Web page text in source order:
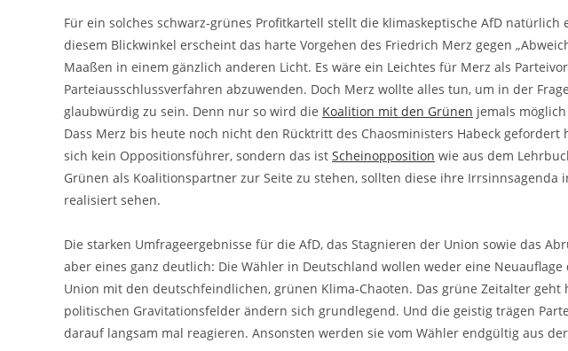
Für ein solches schwarz-grünes Profitkartell stellt die klimaskeptische AfD natürlich
diesem Blickwinkel erscheint das harte Vorgehen des Friedrich Merz gegen
Maaßen in einem gänzlich anderen Licht. Es wäre ein Leichtes für Merz als
Parteiausschlussverfahren abzuwenden. Doch Merz wollte alles tun, um in der
glaubwürdig zu sein. Denn nur so wird die Koalition mit den Grünen jemals
Dass Merz bis heute noch nicht den Rücktritt des Chaosministers Habeck
sich kein Oppositionsführer, sondern das ist Scheinopposition wie aus dem
Grünen als Koalitionspartner zur Seite zu stehen, sollten diese ihre
realisiert sehen.
Die starken Umfrageergebnisse für die AfD, das Stagnieren der Union sowie das
aber eines ganz deutlich: Die Wähler in Deutschland wollen weder eine Neuauflage
Union mit den deutschfeindlichen, grünen Klima-Chaoten. Das grüne Zeitalter
politischen Gravitationsfelder ändern sich grundlegend. Und die geistig trägen
darauf langsam mal reagieren. Ansonsten werden sie vom Wähler endgültig aus